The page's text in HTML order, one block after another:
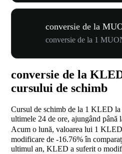
conversie de la
conversie de la 1
conversie de la
cursului de schimb
Cursul de schimb de la 1 KLED la
ultimele 24 de ore, ajungând până
Acum o lună, valoarea lui 1
modificare de -16.76%în
ultimul an, KLED a suferit o